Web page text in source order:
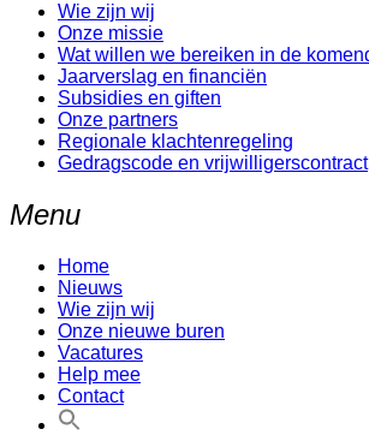
Wie zijn wij
Onze missie
Wat willen we bereiken in de
Jaarverslag en financiën
Subsidies en giften
Onze partners
Regionale klachtenregeling
Gedragscode en vrijwilligerscontract
Menu
Home
Nieuws
Wie zijn wij
Onze nieuwe buren
Vacatures
Help mee
Contact